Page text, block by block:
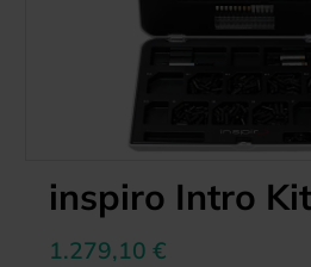
inspiro Intro
1.279,10 €